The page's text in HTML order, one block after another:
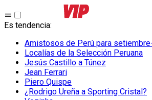
Es tendencia:
Amistosos de Perú para
Localías de la Selección Peruana
Jesús Castillo a Túnez
Jean Ferrari
Piero Quispe
¿Rodrigo Ureña a Sporting Cristal?